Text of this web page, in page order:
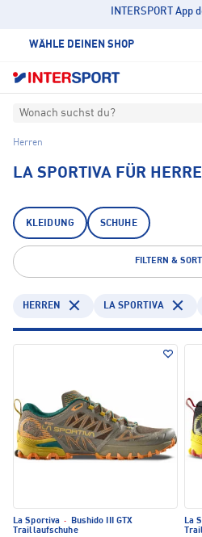
INTERSPORT App
WÄHLE DEINEN SHOP
Wonach suchst du?
Herren
LA SPORTIVA FÜR
KLEIDUNG SCHUHE
FILTERN &
HERREN LA SPORTIVA
La Sportiva ·
Bushido III GTX
Traillaufschuhe
La